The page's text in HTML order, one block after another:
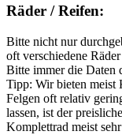
Räder / Reifen:
Bitte nicht nur
oft verschiedene
Bitte immer die Daten
Tipp: Wir bieten meist
Felgen oft relativ
lassen, ist der
Komplettrad meist